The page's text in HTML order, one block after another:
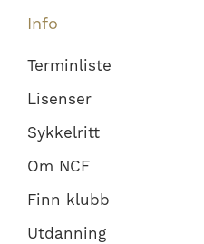
Info
Terminliste
Lisenser
Sykkelritt
Om NCF
Finn klubb
Utdanning